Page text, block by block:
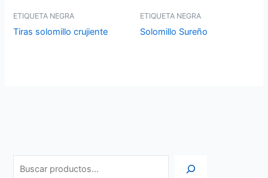
ETIQUETA NEGRA
Tiras solomillo crujiente
ETIQUETA NEGRA
Solomillo Sureño